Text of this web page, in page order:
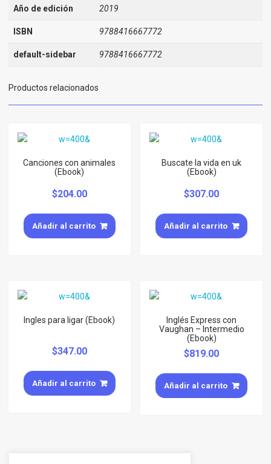
Año de edición 2019
ISBN 9788416667772
default-sidebar 9788416667772
Productos relacionados
Canciones con animales
(Ebook)
$204.00
Añadir al carrito
Buscate la vida en uk
(Ebook)
$307.00
Añadir al carrito
Ingles para ligar (Ebook)
$347.00
Añadir al carrito
Inglés Express con
Vaughan – Intermedio
(Ebook)
$819.00
Añadir al carrito